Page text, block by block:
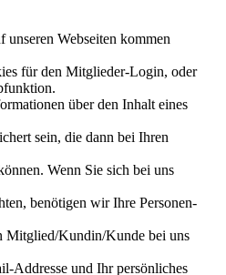
Webseiten kommen
für den Mitglieder-Login, oder
über den Inhalt eines
sein, die dann bei Ihren
Wenn Sie sich bei uns
benötigen wir Ihre Personen-
Mitglied/Kundin/Kunde bei uns
Addresse und Ihr persönliches